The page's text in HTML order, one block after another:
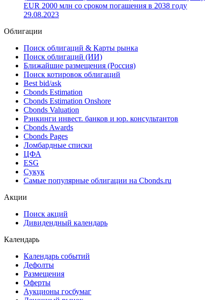
10.10.2023
Новый выпуск: эмитент Европейский фонд финансовой
(EU000A2SCAK5) со ставкой купона 3.38% на сумму
29.08.2023
Облигации
Поиск облигаций & Карты рынка
Поиск облигаций (ИИ)
Ближайшие размещения (Россия)
Поиск котировок облигаций
Best bid/ask
Cbonds Estimation
Cbonds Estimation Onshore
Cbonds Valuation
Рэнкинги инвест. банков и юр. консультантов
Cbonds Awards
Cbonds Pages
Ломбардные списки
ESG
Самые популярные облигации на Cbonds.ru
Дивидендный календарь
Календарь
Календарь событий